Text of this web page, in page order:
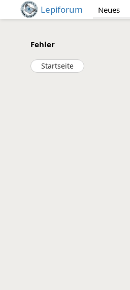
Lepiforum Neues
Fehler
Startseite